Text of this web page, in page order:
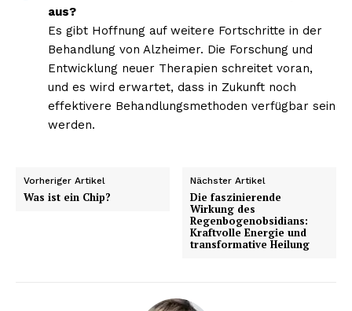
aus?
Es gibt Hoffnung auf weitere Fortschritte in der
Behandlung von Alzheimer. Die Forschung und
Entwicklung neuer Therapien schreitet voran,
und es wird erwartet, dass in Zukunft noch
effektivere Behandlungsmethoden verfügbar sein
werden.
Vorheriger Artikel
Was ist ein Chip?
Nächster Artikel
Die faszinierende
Wirkung des
Regenbogenobsidians:
Kraftvolle Energie und
transformative Heilung